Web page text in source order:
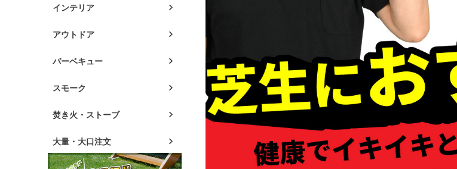
インテリア
アウトドア
バーベキュー
スモーク
焚き火・ストーブ
大量・大口注文